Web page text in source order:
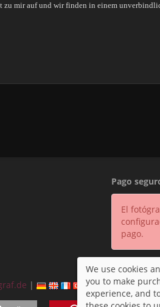
mir auf und wir finden in einem
Pago
El
pago.
|
We use cookies
you to make
experience, and